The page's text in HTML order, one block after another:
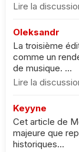
Lire la
Oleksandr
La troisième
comme un
de musique. ...
Lire la
Keyyne
Cet article de
majeure que
historiques...